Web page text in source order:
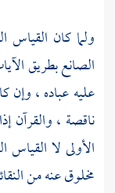
ولما كان القياس
الصانع بطريق
عليه عباده ، وإن
ناقصة ، والقرآن
الأولى لا
مخلوق عنه من